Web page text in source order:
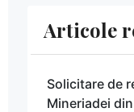
Articole
Solicitare de
Mineriadei